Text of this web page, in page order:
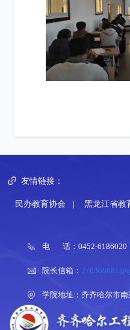
友情链接：
民办教育协会 | 黑龙江省教
电 话：0452-6186020
院长信箱：
学院地址：齐齐哈尔市